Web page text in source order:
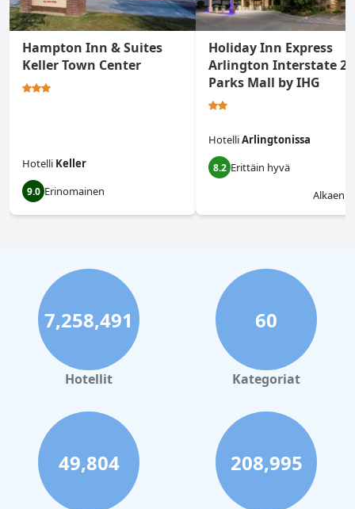
Hampton Inn & Suites
Keller Town Center
Hotelli Keller
9.0 Erinomainen
Holiday Inn Express
Arlington Interstate 20
Parks Mall by IHG
HotelliArlingtonissa
8.2 Erittäin hyvä
Alkaen
7,258,491
Hotellit
60
Kategoriat
49,804 208,995